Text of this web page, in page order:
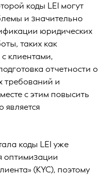
коды LEI могут
и значительно
юридических
таких как
клиентами,
отчетности о
требований и
с этим повысить
является
коды LEI уже
оптимизации
(KYC), поэтому